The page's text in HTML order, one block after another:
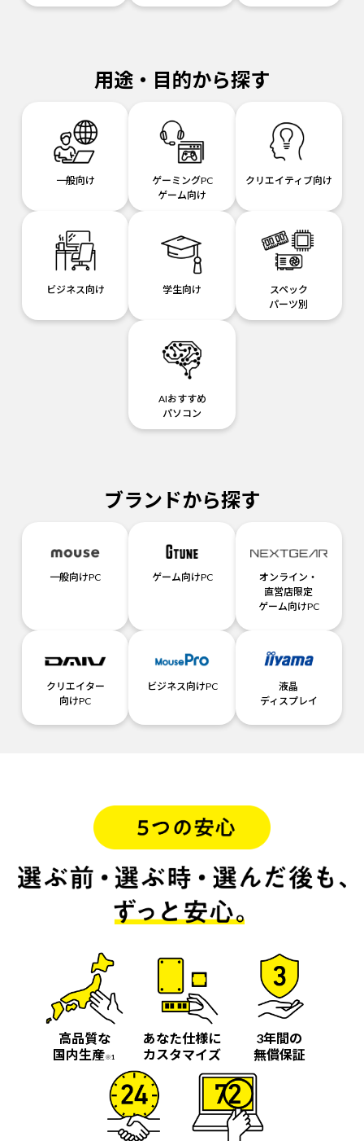
用途・目的から探す
一般向け
ゲーミングPC
ゲーム向け
クリエイティブ向け
ビジネス向け 学生向け
スペック
パーツ別
AIおすすめ
パソコン
ブランドから探す
一般向けPC ゲーム向けPC
オンライン・
直営店限定
ゲーム向けPC
クリエイター
向けPC
ビジネス向けPC
液晶
ディスプレイ
高品質な
国内生産※1
あなた仕様に
カスタマイズ
3年間の
無償保証